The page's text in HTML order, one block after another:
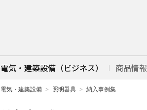
電気・建築設備（ビジネス） 商品情報
電気・建築設備 照明器具 納入事例集